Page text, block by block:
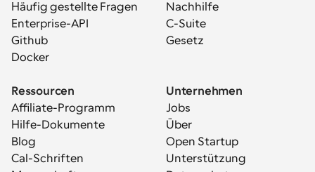
Häufig gestellte Fragen
Enterprise-API
Github
Docker
Nachhilfe
C-Suite
Gesetz
Ressourcen
Affiliate-Programm
Hilfe-Dokumente
Blog
Cal-Schriften
Unternehmen
Jobs
Über
Open Startup
Unterstützung